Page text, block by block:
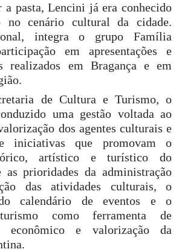
a pasta, Lencini já era conhecido
no cenário cultural da cidade.
integra o grupo Família
em apresentações e
realizados em Bragança e em
de Cultura e Turismo, o
uma gestão voltada ao
dos agentes culturais e
iniciativas que promovam o
artístico e turístico do
prioridades da administração
das atividades culturais, o
calendário de eventos e o
como ferramenta de
econômico e valorização da